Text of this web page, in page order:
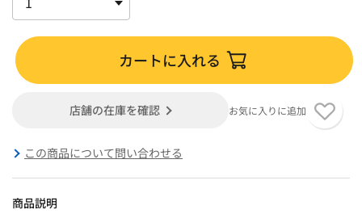
カートに入れる
店舗の在庫を確認 お気に入りに追加
この商品について問い合わせる
商品説明